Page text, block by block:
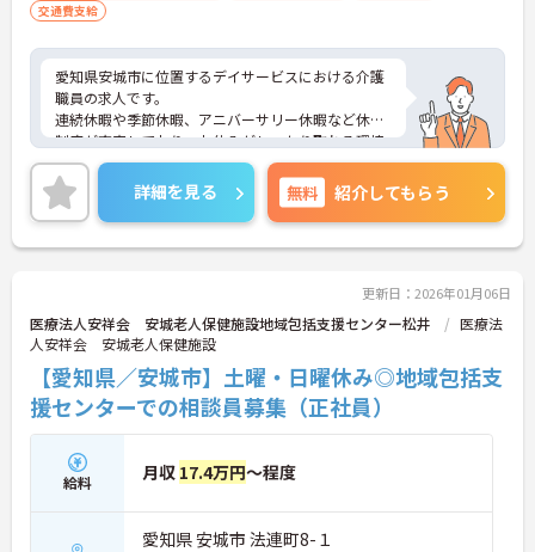
交通費支給
愛知県安城市に位置するデイサービスにおける介護
職員の求人です。
連続休暇や季節休暇、アニバーサリー休暇など休暇
制度が充実しており、お休みがしっかり取れる環境
です！
研修や勉強会などスキルアップの為の教育体制も充
実です！
賞与の支給実績もあり、モチベーションにもつなが
ります。
細をお話致しますのでお気軽にご相談ください。
詳細を見る 無料 紹介してもらう
更新日：2026年01月06日
医療法人安祥会 安城老人保健施設地域包括支援センター松井
医療法
人安祥会 安城老人保健施設
【愛知県／安城市】土曜・日曜休み◎地域包括支
援センターでの相談員募集（正社員）
給料 月収 17.4万円～程度
愛知県 安城市 法連町8-１